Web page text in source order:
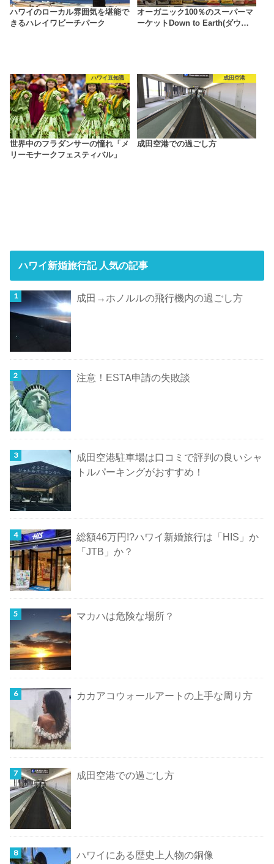
ハワイのローカル雰囲気を堪能で
きるハレイワビーチパーク
オーガニック100％のスーパーマ
ーケットDown to Earth(ダウ…
ハワイ豆知識
世界中のフラダンサーの憧れ「メ
リーモナークフェスティバル」
成田空港
成田空港での過ごし方
ハワイ新婚旅行記 人気の記事
成田→ホノルルの飛行機内の過ごし方
注意！ESTA申請の失敗談
成田空港駐車場は口コミで評判の良いシャ
トルパーキングがおすすめ！
総額46万円!?ハワイ新婚旅行は「HIS」か
「JTB」か？
マカハは危険な場所？
カカアコウォールアートの上手な周り方
成田空港での過ごし方
ハワイにある歴史上人物の銅像